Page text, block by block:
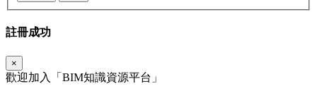
註冊成功
×
歡迎加入「 BIM知識資源平台」